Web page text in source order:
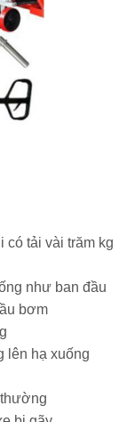
có tải vài trăm kg
như ban đầu
bơm
lên hạ xuống